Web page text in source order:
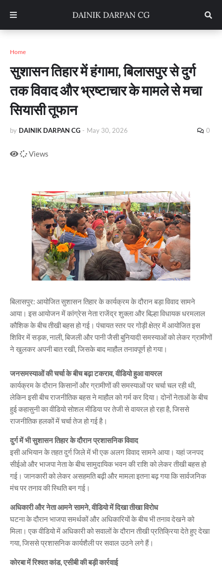
Home
सुशासन तिहार में हंगामा, बिलासपुर से दुर्ग
तक विवाद और भ्रष्टाचार के मामले से मचा
सियासी तूफान
by DAINIK DARPAN CG - May 30, 2026 0
Views
बिलासपुर: आयोजित सुशासन तिहार के कार्यक्रम के दौरान बड़ा विवाद सामने
आया। इस आयोजन में कांग्रेस नेता राजेंद्र शुक्ला और बिल्हा विधायक धरमलाल
कौशिक के बीच तीखी बहस हो गई। पंचायत स्तर पर गोड़ी क्षेत्र में आयोजित इस
शिविर में सड़क, नाली, बिजली और पानी जैसी बुनियादी समस्याओं को लेकर ग्रामीणों
ने खुलकर अपनी बात रखी, जिसके बाद माहौल तनावपूर्ण हो गया।
जनसमस्याओं की चर्चा के बीच बढ़ा टकराव, वीडियो हुआ वायरल
कार्यक्रम के दौरान किसानों और ग्रामीणों की समस्याओं पर चर्चा चल रही थी,
लेकिन इसी बीच राजनीतिक बहस ने माहौल को गर्म कर दिया। दोनों नेताओं के बीच
हुई कहासुनी का वीडियो सोशल मीडिया पर तेजी से वायरल हो रहा है, जिससे
राजनीतिक हलकों में चर्चा तेज हो गई है।
दुर्ग में भी सुशासन तिहार के दौरान प्रशासनिक विवाद
इसी अभियान के तहत दुर्ग जिले में भी एक अलग विवाद सामने आया। यहां जनपद
सीईओ और भाजपा नेता के बीच सामुदायिक भवन की राशि को लेकर तीखी बहस हो
गई। जानकारी को लेकर असहमति बढ़ी और मामला इतना बढ़ गया कि सार्वजनिक
मंच पर तनाव की स्थिति बन गई।
अधिकारी और नेता आमने सामने, वीडियो में दिखा तीखा विरोध
घटना के दौरान भाजपा समर्थकों और अधिकारियों के बीच भी तनाव देखने को
मिला। एक वीडियो में अधिकारी को सवालों के दौरान तीखी प्रतिक्रिया देते हुए देखा
गया, जिससे प्रशासनिक कार्यशैली पर सवाल उठने लगे हैं।
कोरबा में रिश्वत कांड, एसीबी की बड़ी कार्रवाई